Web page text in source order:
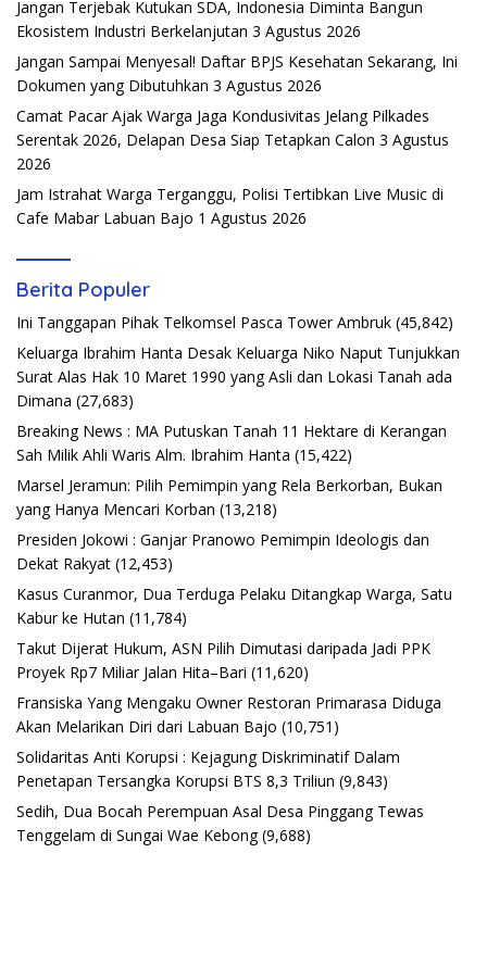
Jangan Terjebak Kutukan SDA, Indonesia Diminta Bangun
Ekosistem Industri Berkelanjutan 3 Agustus 2026
Jangan Sampai Menyesal! Daftar BPJS Kesehatan Sekarang, Ini
Dokumen yang Dibutuhkan 3 Agustus 2026
Camat Pacar Ajak Warga Jaga Kondusivitas Jelang Pilkades
Serentak 2026, Delapan Desa Siap Tetapkan Calon 3 Agustus
2026
Jam Istrahat Warga Terganggu, Polisi Tertibkan Live Music di
Cafe Mabar Labuan Bajo 1 Agustus 2026
Berita Populer
Ini Tanggapan Pihak Telkomsel Pasca Tower Ambruk (45,842)
Keluarga Ibrahim Hanta Desak Keluarga Niko Naput Tunjukkan
Surat Alas Hak 10 Maret 1990 yang Asli dan Lokasi Tanah ada
Dimana (27,683)
Breaking News : MA Putuskan Tanah 11 Hektare di Kerangan
Sah Milik Ahli Waris Alm. Ibrahim Hanta (15,422)
Marsel Jeramun: Pilih Pemimpin yang Rela Berkorban, Bukan
yang Hanya Mencari Korban (13,218)
Presiden Jokowi : Ganjar Pranowo Pemimpin Ideologis dan
Dekat Rakyat (12,453)
Kasus Curanmor, Dua Terduga Pelaku Ditangkap Warga, Satu
Kabur ke Hutan (11,784)
Takut Dijerat Hukum, ASN Pilih Dimutasi daripada Jadi PPK
Proyek Rp7 Miliar Jalan Hita–Bari (11,620)
Fransiska Yang Mengaku Owner Restoran Primarasa Diduga
Akan Melarikan Diri dari Labuan Bajo (10,751)
Solidaritas Anti Korupsi : Kejagung Diskriminatif Dalam
Penetapan Tersangka Korupsi BTS 8,3 Triliun (9,843)
Sedih, Dua Bocah Perempuan Asal Desa Pinggang Tewas
Tenggelam di Sungai Wae Kebong (9,688)